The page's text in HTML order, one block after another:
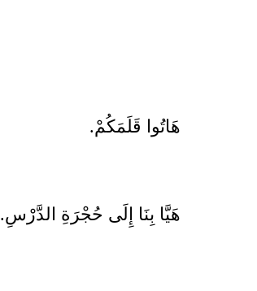
هَاتُوا قَلَمَكُمْ.
هَيَّا بِنَا إِلَى حُجْرَةِ الدَّرْسِ.